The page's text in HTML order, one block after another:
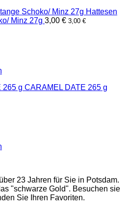
Hattesen
Minz 27g 3,00 € 3,00 €
CARAMEL DATE 265 g
23 Jahren für Sie in Potsdam.
"schwarze Gold". Besuchen sie
Sie Ihren Favoriten.